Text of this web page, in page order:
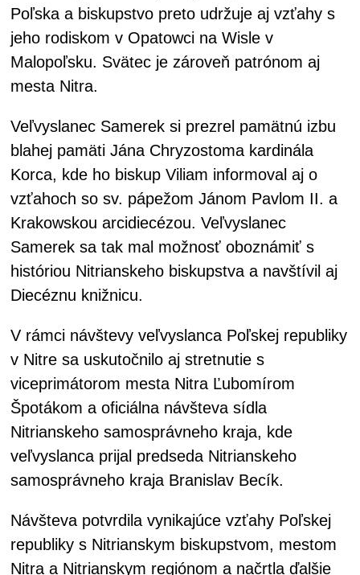
Poľska a biskupstvo preto udržuje aj vzťahy s
jeho rodiskom v Opatowci na Wisle v
Malopoľsku. Svätec je zároveň patrónom aj
mesta Nitra.
Veľvyslanec Samerek si prezrel pamätnú izbu
blahej pamäti Jána Chryzostoma kardinála
Korca, kde ho biskup Viliam informoval aj o
vzťahoch so sv. pápežom Jánom Pavlom II. a
Krakowskou arcidiecézou. Veľvyslanec
Samerek sa tak mal možnosť oboznámiť s
históriou Nitrianskeho biskupstva a navštívil aj
Diecéznu knižnicu.
V rámci návštevy veľvyslanca Poľskej republiky
v Nitre sa uskutočnilo aj stretnutie s
viceprimátorom mesta Nitra Ľubomírom
Špotákom a oficiálna návšteva sídla
Nitrianskeho samosprávneho kraja, kde
veľvyslanca prijal predseda Nitrianskeho
samosprávneho kraja Branislav Becík.
Návšteva potvrdila vynikajúce vzťahy Poľskej
republiky s Nitrianskym biskupstvom, mestom
Nitra a Nitrianskym regiónom a načrtla ďalšie